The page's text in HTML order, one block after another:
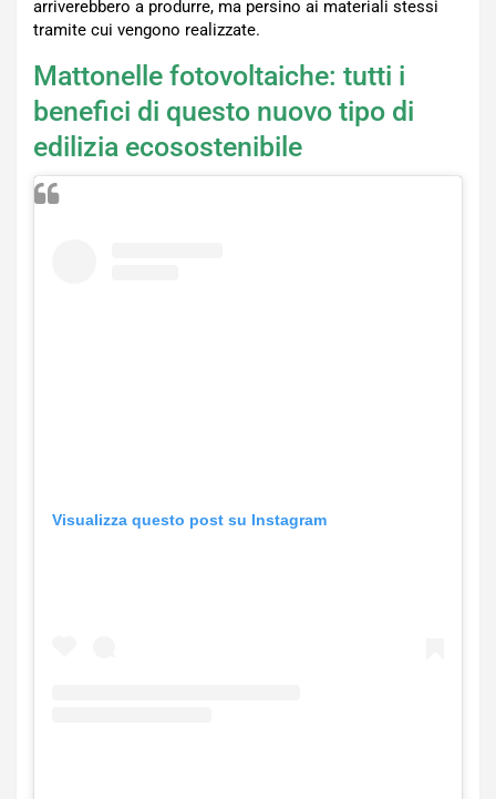
arriverebbero a produrre, ma persino ai materiali stessi
tramite cui vengono realizzate.
Mattonelle fotovoltaiche: tutti i
benefici di questo nuovo tipo di
edilizia ecosostenibile
Visualizza questo post su Instagram